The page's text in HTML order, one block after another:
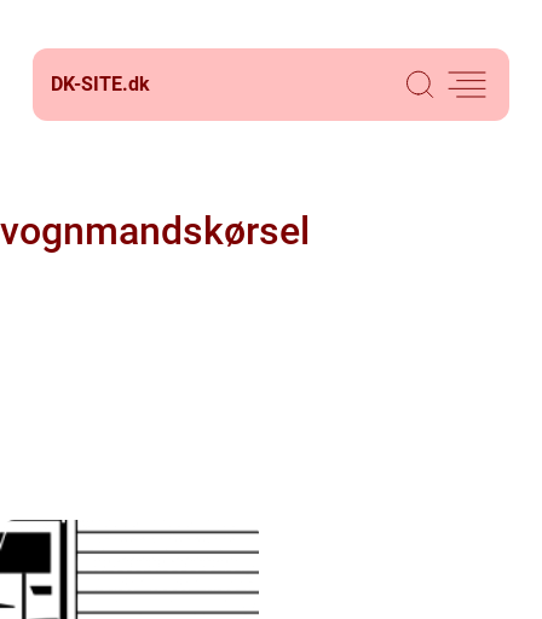
DK-SITE.dk
vognmandskørsel